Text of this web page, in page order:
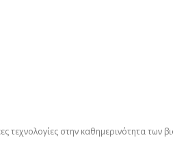
τεχνολογίες στην καθημερινότητα των